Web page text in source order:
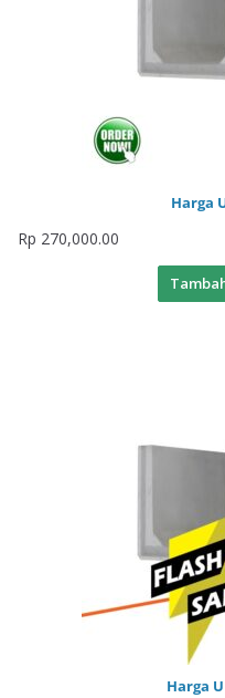
Harga
Rp 270,000.00
Harga